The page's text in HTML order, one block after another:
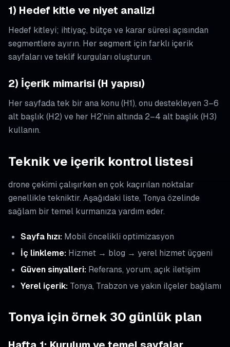
1) Hedef kitle ve niyet analizi
Hedef kitleyi; ihtiyaç, bütçe ve karar süresi açısından
segmentlere ayırın. Her segment için farklı içerik
sayfaları ve teklif kurguları oluşturun.
2) İçerik mimarisi (H yapısı)
Her sayfada tek bir ana konu (H1), onu destekleyen 3–6
alt başlık (H2) ve her H2’nin altında 2–4 alt başlık (H3)
kullanın.
Teknik ve içerik kontrol listesi
drone çekimi çalışırken en çok kaçırılan noktalar
genellikle tekniktir. Aşağıdaki liste, Tonya özelinde
sağlam bir temel kurmanıza yardım eder.
Sayfa hızı: Mobil öncelikli optimizasyon
İç linkleme: Hizmet → blog → yerel hizmet üçgeni
Güven sinyalleri: Referans, yorum, açık iletişim
Yerel içerik: Tonya, Trabzon ve yakın ilçeler bağlamı
Tonya için örnek 30 günlük plan